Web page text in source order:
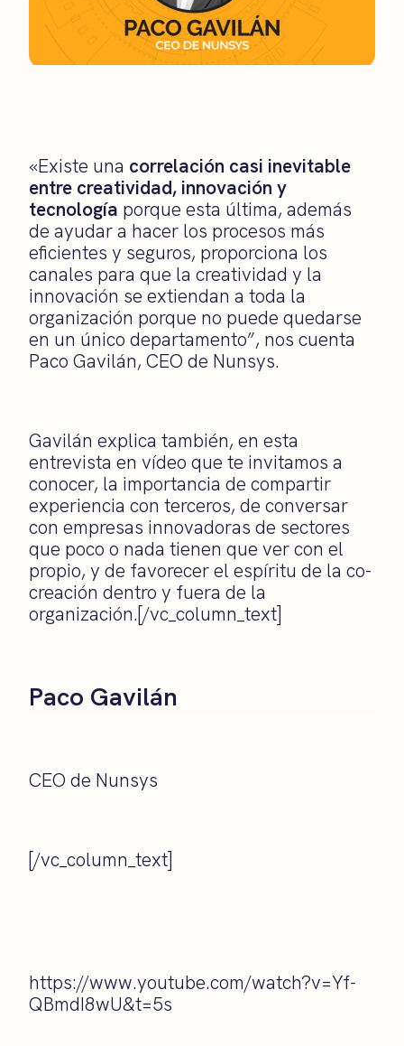
«Existe una correlación casi inevitable
entre creatividad, innovación y
tecnología porque esta última, además
de ayudar a hacer los procesos más
eficientes y seguros, proporciona los
canales para que la creatividad y la
innovación se extiendan a toda la
organización porque no puede quedarse
en un único departamento”, nos cuenta
Paco Gavilán, CEO de Nunsys.
Gavilán explica también, en esta
entrevista en vídeo que te invitamos a
conocer, la importancia de compartir
experiencia con terceros, de conversar
con empresas innovadoras de sectores
que poco o nada tienen que ver con el
propio, y de favorecer el espíritu de la co-
creación dentro y fuera de la
organización.[/vc_column_text]
Paco Gavilán
CEO de Nunsys
[/vc_column_text]
https://www.youtube.com/watch?v=Yf-
QBmdI8wU&t=5s